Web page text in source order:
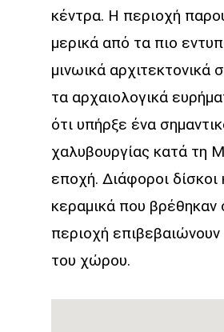
κέντρα. Η περιοχή
μερικά από τα πιο
μινωικά αρχιτεκτονικά
τα αρχαιολογικά
ότι υπήρξε ένα
χαλυβουργίας κατά τη
εποχή. Διάφοροι δίσκοι
κεραμικά που βρέθηκαν
περιοχή
του χώρου.